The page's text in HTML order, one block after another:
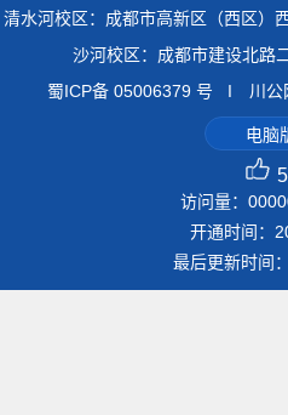
清水河校区：成都市高新区（西区
沙河校区：成都市建设北
蜀ICP备 05006379 号 I 川公
电脑
访问量：
开通时间：
最后更新时间：